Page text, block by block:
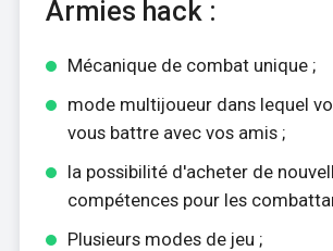
Armies hack :
Mécanique de combat unique ;
mode multijoueur dans lequel
vous battre avec vos amis ;
la possibilité d'acheter de
compétences pour les
Plusieurs modes de jeu ;